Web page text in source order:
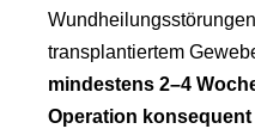
transplantiertem
mindestens 2–4
Operation